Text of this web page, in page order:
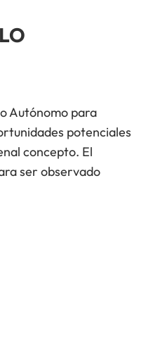
Autónomo para
potenciales
concepto. El
ser observado